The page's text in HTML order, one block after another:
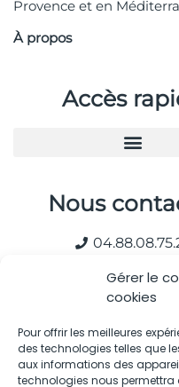
Gérer le
cookies
Pour offrir les meilleures
des technologies telles que
aux informations des
technologies nous permettra
Provence et en
À propos
Accès
Nous
Kit média Bleu